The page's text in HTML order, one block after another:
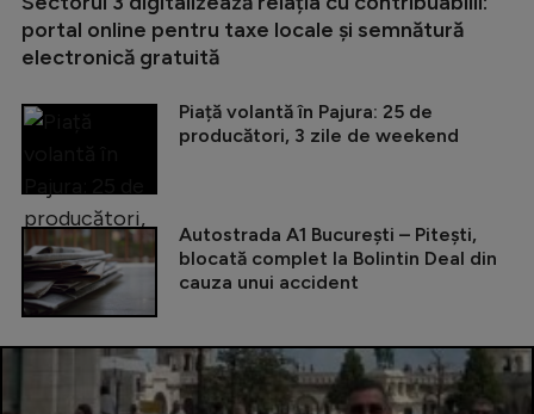
portal online pentru taxe locale și semnătură
electronică gratuită
Piață volantă în Pajura: 25 de
producători, 3 zile de weekend
Autostrada A1 București – Pitești,
blocată complet la Bolintin Deal din
cauza unui accident